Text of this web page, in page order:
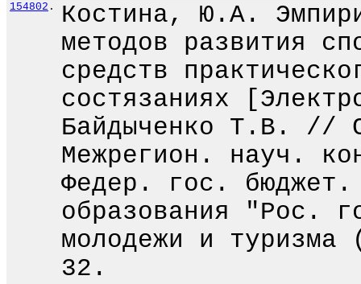
154802 .
Костина, Ю.А.
методов развития
средств
состязаниях
Байдыченко Т.В. //
Межрегион. науч.
Федер. гос. бюджет.
образования "Рос.
молодежи и
32.